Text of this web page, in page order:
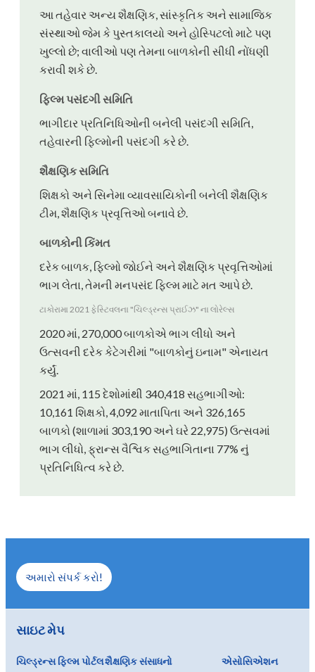
આ તહેવાર અન્ય શૈક્ષણિક, સાંસ્કૃતિક અને સામાજિક
સંસ્થાઓ જેમ કે પુસ્તકાલયો અને હોસ્પિટલો માટે પણ
ખુલ્લો છે; વાલીઓ પણ તેમના બાળકોની સીધી નોંધણી
કરાવી શકે છે.
ફિલ્મ પસંદગી સમિતિ
ભાગીદાર પ્રતિનિધિઓની બનેલી પસંદગી સમિતિ,
તહેવારની ફિલ્મોની પસંદગી કરે છે.
શૈક્ષણિક સમિતિ
શિક્ષકો અને સિનેમા વ્યાવસાયિકોની બનેલી શૈક્ષણિક
ટીમ, શૈક્ષણિક પ્રવૃત્તિઓ બનાવે છે.
બાળકોની કિંમત
દરેક બાળક, ફિલ્મો જોઈને અને શૈક્ષણિક પ્રવૃત્તિઓમાં
ભાગ લેતા, તેમની મનપસંદ ફિલ્મ માટે મત આપે છે.
ટાકોરામા 2021 ફેસ્ટિવલના "ચિલ્ડ્રન્સ પ્રાઈઝ" ના લોરેલ્સ
2020 માં, 270,000 બાળકોએ ભાગ લીધો અને
ઉત્સવની દરેક કેટેગરીમાં "બાળકોનું ઇનામ" એનાયત
કર્યું.
2021 માં, 115 દેશોમાંથી 340,418 સહભાગીઓ:
10,161 શિક્ષકો, 4,092 માતાપિતા અને 326,165
બાળકો (શાળામાં 303,190 અને ઘરે 22,975) ઉત્સવમાં
ભાગ લીધો, ફ્રાન્સ વૈશ્વિક સહભાગિતાના 77% નું
પ્રતિનિધિત્વ કરે છે.
અમારો સંપર્ક કરો!
સાઇટ મેપ
ચિલ્ડ્રન્સ ફિલ્મ પોર્ટલશૈક્ષણિક સંસાધનો એસોસિએશન